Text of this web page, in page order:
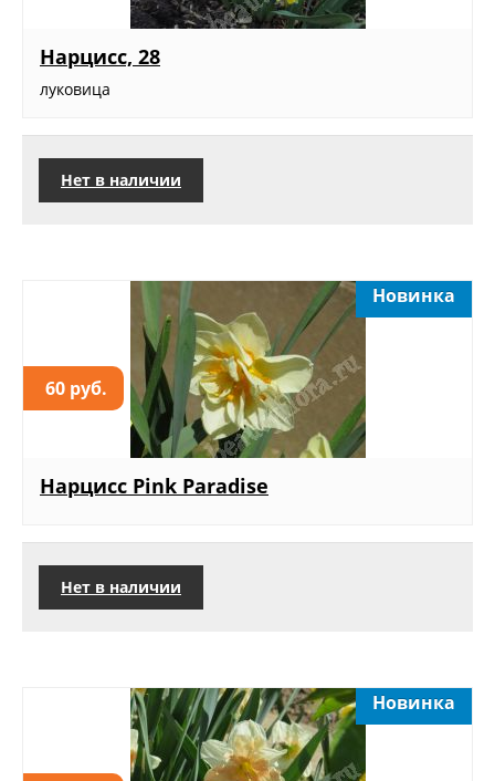
Нарцисс, 28
луковица
Нет в наличии
60 руб.
Новинка
Нарцисс Pink Paradise
Нет в наличии
Новинка